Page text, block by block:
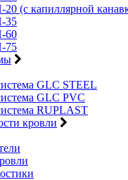
(с капиллярной
35
60
75
GLC STEEL
GLC PVC
RUPLAST
кровли